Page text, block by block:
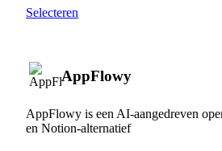
Selecteren
AppFlowy
AppFlowy is een AI-aangedreven
en Notion-alternatief